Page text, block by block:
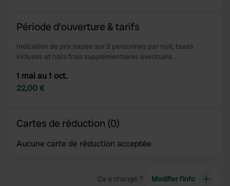
We also share information about your use of our site with
may combine it with other information that you’ve
provided to them or that they’ve collected from your use
of their services.
Période d'ouverture & tarifs
Indication de prix basée sur 2 personnes par nuit, taxes
incluses et hors frais supplémentaires éventuels.
1 mai au 1 oct.
22,00 €
Cartes de réduction (0)
Aucune carte de réduction acceptée
Ça a changé ? Modifier l’info